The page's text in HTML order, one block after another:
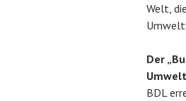
Welt,
Der
BDL